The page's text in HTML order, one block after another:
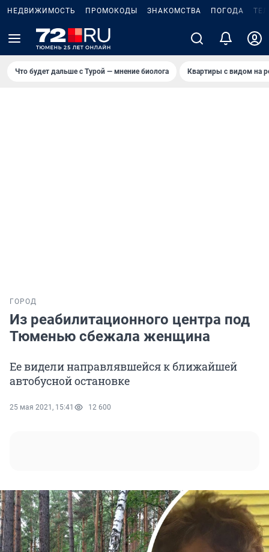
НЕДВИЖИМОСТЬ ПРОМОКОДЫ ЗНАКОМСТВА ПОГОДА
Что будет дальше с Турой — мнение биолога Квартиры с видом на
ГОРОД
Из реабилитационного центра под
Тюменью сбежала женщина
Ее видели направлявшейся к ближайшей
автобусной остановке
25 мая 2021, 15:41 12 600